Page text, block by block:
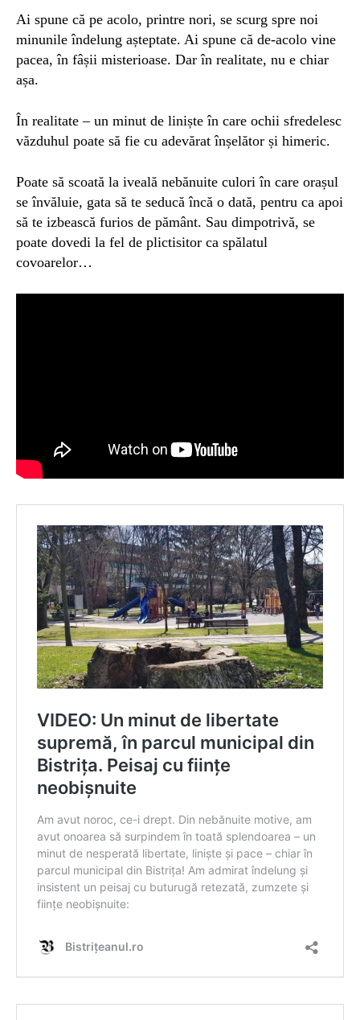
Ai spune că pe acolo, printre nori, se scurg spre noi
minunile îndelung așteptate. Ai spune că de-acolo vine
pacea, în fâșii misterioase. Dar în realitate, nu e chiar
așa.
În realitate – un minut de liniște în care ochii sfredelesc
văzduhul poate să fie cu adevărat înșelător și himeric.
Poate să scoată la iveală nebănuite culori în care orașul
se învăluie, gata să te seducă încă o dată, pentru ca apoi
să te izbească furios de pământ. Sau dimpotrivă, se
poate dovedi la fel de plictisitor ca spălatul
covoarelor…